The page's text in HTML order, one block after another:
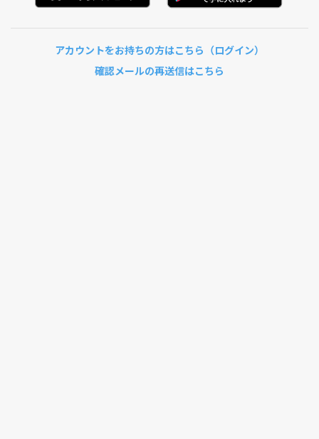
アカウントをお持ちの方はこちら（ログイン）
確認メールの再送信はこちら